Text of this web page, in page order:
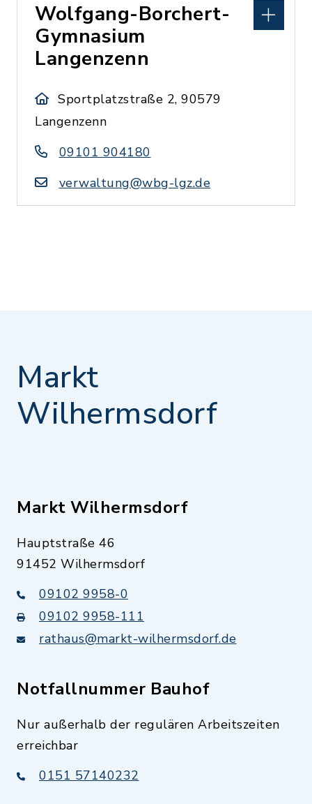
Wolfgang-Borchert-
Gymnasium
Langenzenn
Sportplatzstraße 2, 90579
Langenzenn
09101 904180
verwaltung@wbg-lgz.de
Markt
Wilhermsdorf
Markt Wilhermsdorf
Hauptstraße 46
91452 Wilhermsdorf
09102 9958-0
09102 9958-111
rathaus@markt-wilhermsdorf.de
Notfallnummer Bauhof
Nur außerhalb der regulären Arbeitszeiten
erreichbar
0151 57140232